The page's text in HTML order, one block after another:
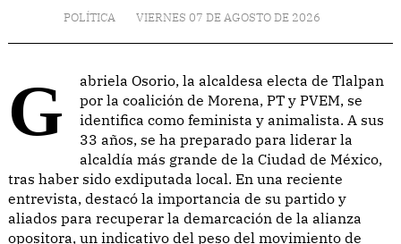
POLÍTICA VIERNES 07 DE AGOSTO DE 2026
Gabriela Osorio, la alcaldesa electa de Tlalpan
por la coalición de Morena, PT y PVEM, se
identifica como feminista y animalista. A sus
33 años, se ha preparado para liderar la
alcaldía más grande de la Ciudad de México,
tras haber sido exdiputada local. En una reciente
entrevista, destacó la importancia de su partido y
aliados para recuperar la demarcación de la alianza
opositora, un indicativo del peso del movimiento de